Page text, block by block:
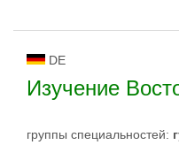
DE
Изучение
группы специальностей: